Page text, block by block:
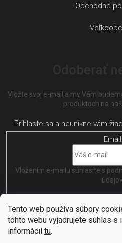
Tento web používa súbory
tohto webu vyjadrujete súhlas s
informáciítu.
Obchodné
Vložte svoj e-mail a my Vám
produktoch na
Email
Vložením e-mailu súhlasíte s
údajov